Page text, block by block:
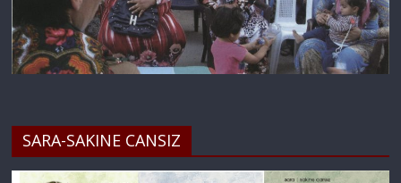
SARA-SAKINE CANSIZ